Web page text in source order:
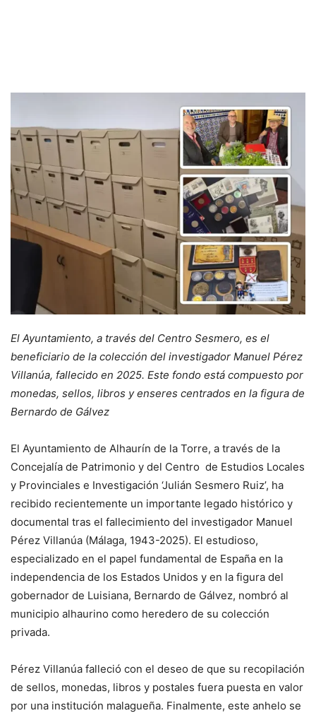
El Ayuntamiento, a través del Centro Sesmero, es el
beneficiario de la colección del investigador Manuel Pérez
Villanúa, fallecido en 2025. Este fondo está compuesto por
monedas, sellos, libros y enseres centrados en la figura de
Bernardo de Gálvez
El Ayuntamiento de Alhaurín de la Torre, a través de la
Concejalía de Patrimonio y del Centro de Estudios Locales
y Provinciales e Investigación ‘Julián Sesmero Ruiz’, ha
recibido recientemente un importante legado histórico y
documental tras el fallecimiento del investigador Manuel
Pérez Villanúa (Málaga, 1943-2025). El estudioso,
especializado en el papel fundamental de España en la
independencia de los Estados Unidos y en la figura del
gobernador de Luisiana, Bernardo de Gálvez, nombró al
municipio alhaurino como heredero de su colección
privada.
Pérez Villanúa falleció con el deseo de que su recopilación
de sellos, monedas, libros y postales fuera puesta en valor
por una institución malagueña. Finalmente, este anhelo se